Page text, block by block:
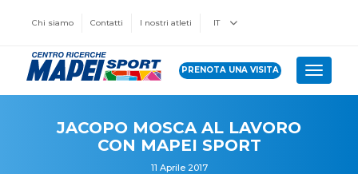
Chi siamo Contatti I nostri atleti IT
PRENOTA UNA VISITA Toggle
JACOPO MOSCA AL LAVORO
CON MAPEI SPORT
11 Aprile 2017